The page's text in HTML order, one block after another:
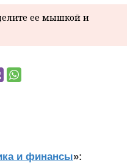
ее мышкой и
и финансы»: